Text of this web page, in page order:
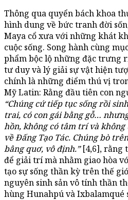
Thông qua quyển bách khoa
hình dung về bức tranh đời
Maya cổ xưa với những khát
cuộc sống. Song hành cùng
phẩm bộc lộ những đặc trưng
tư duy và lý giải sự vật hiện
chính là những điểm thú vị
Mỹ Latin: Rằng đầu tiên con
“Chúng cứ tiếp tục sống rồi
trai, có con gái bằng gỗ…
hồn, không có tâm trí và
về Đấng Tạo Tác. Chúng bò
bâng quơ, vô định.”[4,6], rằng
để giải trí mà nhằm giao hòa
tạo sự sống thần kỳ trên thế
nguyên sinh sản vô tính thần
hùng Hunahpú và Ixbalamqué